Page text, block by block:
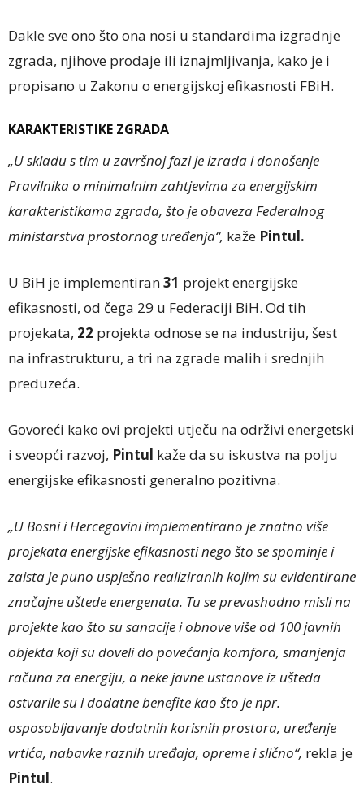
Dakle sve ono što ona nosi u standardima izgradnje
zgrada, njihove prodaje ili iznajmljivanja, kako je i
propisano u Zakonu o energijskoj efikasnosti FBiH.
KARAKTERISTIKE ZGRADA
„U skladu s tim u završnoj fazi je izrada i donošenje
Pravilnika o minimalnim zahtjevima za energijskim
karakteristikama zgrada, što je obaveza Federalnog
ministarstva prostornog uređenja“, kaže Pintul.
U BiH je implementiran31 projekt energijske
efikasnosti, od čega 29 u Federaciji BiH. Od tih
projekata, 22 projekta odnose se na industriju, šest
na infrastrukturu, a tri na zgrade malih i srednjih
preduzeća.
Govoreći kako ovi projekti utječu na održivi energetski
i sveopći razvoj, Pintul kaže da su iskustva na polju
energijske efikasnosti generalno pozitivna.
„U Bosni i Hercegovini implementirano je znatno više
projekata energijske efikasnosti nego što se spominje i
zaista je puno uspješno realiziranih kojim su evidentirane
značajne uštede energenata. Tu se prevashodno misli na
projekte kao što su sanacije i obnove više od 100 javnih
objekta koji su doveli do povećanja komfora, smanjenja
računa za energiju, a neke javne ustanove iz ušteda
ostvarile su i dodatne benefite kao što je npr.
osposobljavanje dodatnih korisnih prostora, uređenje
vrtića, nabavke raznih uređaja, opreme i slično“, rekla je
Pintul.